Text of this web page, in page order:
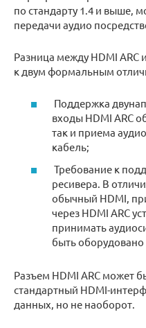
по стандарту 1.4 и выше,
передачи аудио
Разница между HDMI ARC
к двум формальным
Поддержка
входы HDMI ARC
так и приема
кабель;
Требование к
ресивера. В
обычный HDMI,
через HDMI ARC
принимать
быть
Разъем HDMI ARC может
стандартный HDMI-
данных, но не наоборот.